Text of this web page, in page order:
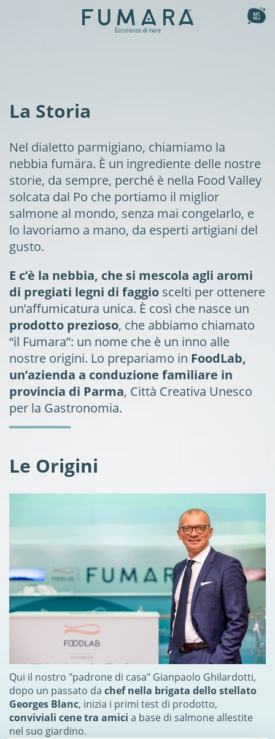
Al naturale
Fishburger
Sashimi aromatizzati
le ricette
la storia
magazine
benefici nutrizionali
shop
La Storia
Nel dialetto parmigiano, chiamiamo la
nebbia fumära. È un ingrediente delle nostre
storie, da sempre, perché è nella Food Valley
solcata dal Po che portiamo il miglior
salmone al mondo, senza mai congelarlo, e
lo lavoriamo a mano, da esperti artigiani del
gusto.
E c’è la nebbia, che si mescola agli aromi
di pregiati legni di faggio scelti per ottenere
un’affumicatura unica. È così che nasce un
prodotto prezioso, che abbiamo chiamato
“il Fumara”: un nome che è un inno alle
nostre origini. Lo prepariamo in FoodLab,
un’azienda a conduzione familiare in
provincia di Parma, Città Creativa Unesco
per la Gastronomia.
Le Origini
Qui il nostro "padrone di casa" Gianpaolo Ghilardotti,
dopo un passato da chef nella brigata dello stellato
Georges Blanc, inizia i primi test di prodotto,
conviviali cene tra amici a base di salmone allestite
nel suo giardino.